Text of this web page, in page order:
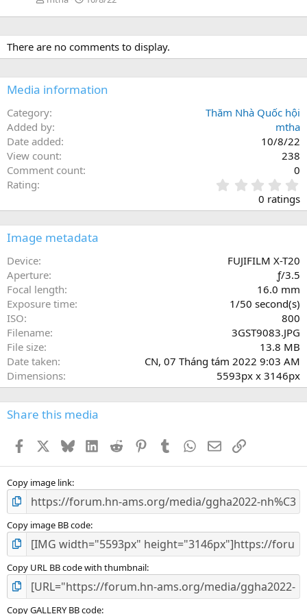
There are no comments to display.
Media information
Category
Thăm Nhà Quốc hội
Added by
mtha
Date added
10/8/22
View count
238
Comment count
0
Rating
.
0
0 ratings
Image metadata
Device
FUJIFILM X-T20
Aperture
ƒ/3.5
Focal length
16.0 mm
Exposure time
1/50 second(s)
ISO
800
Filename
3GST9083.JPG
File size
13.8 MB
Date taken
CN, 07 Tháng tám 2022 9:03 AM
Dimensions
5593px x 3146px
Share this media
Facebook BlueskyLinkedInReddit PinterestTumblr WhatsApp
EmailLink
Copy image link
Copy image BB code
Copy URL BB code with thumbnail
Copy GALLERY BB code